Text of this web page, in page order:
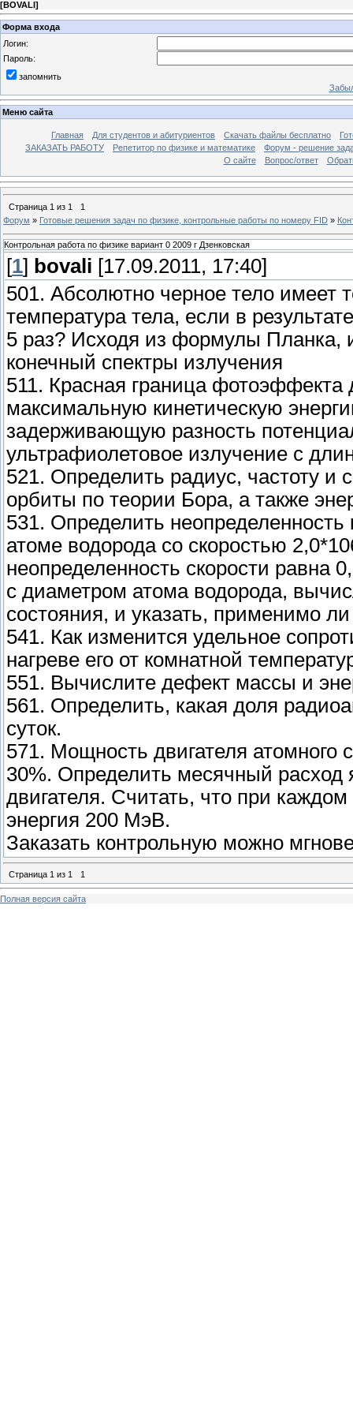
[BOVALI]
Форма входа
Логин:
Пароль:
запомнить
Меню сайта
Главная Для студентов и абитуриентов Скачать файлы бесплатно
ЗАКАЗАТЬ РАБОТУ
Репетитор по физике и математике
Форум - решение
О сайте
Вопрос/ответ
Страница 1 из 1
1
Форум » Готовые решения задач по физике, контрольные работы по номеру FID »
Контрольная работа по физике вариант 0 2009 г Дзенковская
[1] bovali [17.09.2011, 17:40]
501. Абсолютно черное тело имеет
температура тела, если в
5 раз? Исходя из формулы Планка,
конечный спектры излучения
511. Красная граница
максимальную кинетическую
задерживающую разность
ультрафиолетовое излучение с
521. Определить радиус, частоту и
орбиты по теории Бора, а также
531. Определить
атоме водорода со скоростью
неопределенность скорости равна
с диаметром атома водорода,
состояния, и указать, применимо
541. Как изменится удельное
нагреве его от комнатной
551. Вычислите дефект массы и
561. Определить, какая доля
суток.
571. Мощность двигателя атомного
30%. Определить месячный расход
двигателя. Считать, что при
энергия 200 МэВ.
Заказать контрольную можно
Страница 1 из 1 1
Полная версия сайта